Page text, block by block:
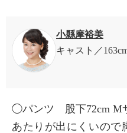
小縣摩裕美
キャスト
◯パンツ 股下72cm M
あたりが出にくいので